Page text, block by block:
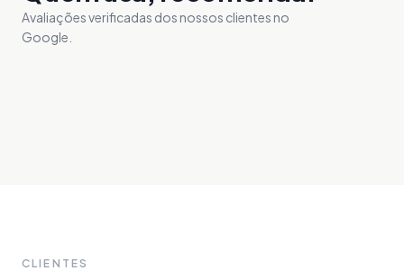
Avaliações verificadas dos nossos clientes no
Google.
CLIENTES